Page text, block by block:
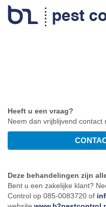
Heeft u een vraag?
Neem dan vrijblijvend contact
Deze behandelingen zijn
Bent u een zakelijke klant?
Control op 085-0083720 of